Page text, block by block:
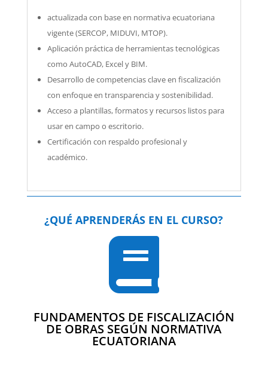
actualizada con base en normativa ecuatoriana
vigente (SERCOP, MIDUVI, MTOP).
Aplicación práctica de herramientas tecnológicas
como AutoCAD, Excely BIM.
Desarrollo de competencias clave en fiscalización
con enfoque en transparencia y sostenibilidad.
Acceso a plantillas, formatos y recursos listos para
usar en campo o escritorio.
Certificación con respaldo profesional y
académico.
¿QUÉ APRENDERÁS EN EL CURSO?

FUNDAMENTOS DE FISCALIZACIÓN
DE OBRAS SEGÚN NORMATIVA
ECUATORIANA